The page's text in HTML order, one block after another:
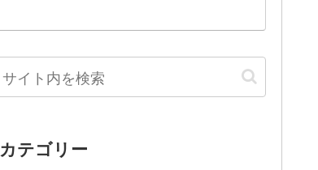
カテゴリー